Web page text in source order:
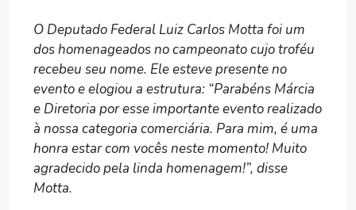
O Deputado Federal Luiz Carlos Motta foi um
dos homenageados no campeonato cujo troféu
recebeu seu nome. Ele esteve presente no
evento e elogiou a estrutura: “Parabéns Márcia
e Diretoria por esse importante evento realizado
à nossa categoria comerciária. Para mim, é uma
honra estar com vocês neste momento! Muito
agradecido pela linda homenagem!”, disse
Motta.